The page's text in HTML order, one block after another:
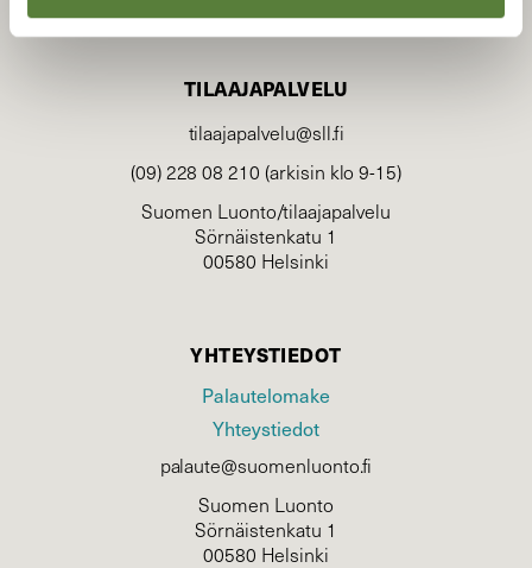
TILAAJAPALVELU
tilaajapalvelu@sll.fi
(09) 228 08 210 (arkisin klo 9-15)
Suomen Luonto/tilaajapalvelu
Sörnäistenkatu 1
00580 Helsinki
YHTEYSTIEDOT
Palautelomake
Yhteystiedot
palaute@suomenluonto.fi
Suomen Luonto
Sörnäistenkatu 1
00580 Helsinki